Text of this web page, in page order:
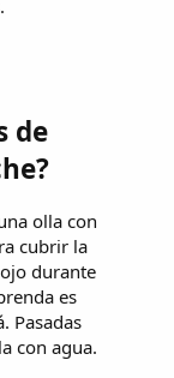
de
olla con
cubrir la
durante
es
Pasadas
con agua.